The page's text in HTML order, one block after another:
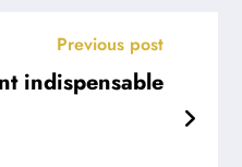
Previous post
indispensable